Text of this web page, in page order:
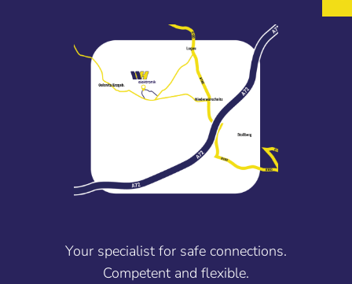
Your specialist for safe connections.
Competent and flexible.